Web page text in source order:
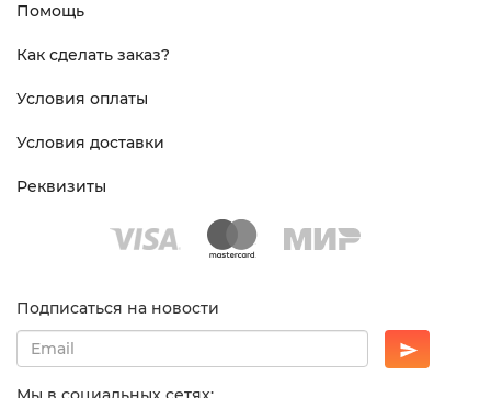
Помощь
Как сделать заказ?
Условия оплаты
Условия доставки
Реквизиты
Подписаться на новости